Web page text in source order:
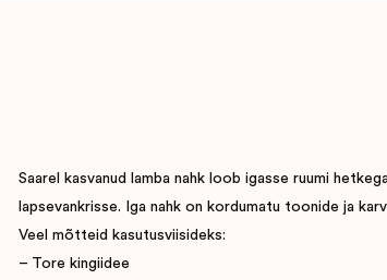
Saarel kasvanud lamba nahk loob igasse ruumi
lapsevankrisse. Iga nahk on kordumatu toonide ja
Veel mõtteid kasutusviisideks:
– Tore kingiidee